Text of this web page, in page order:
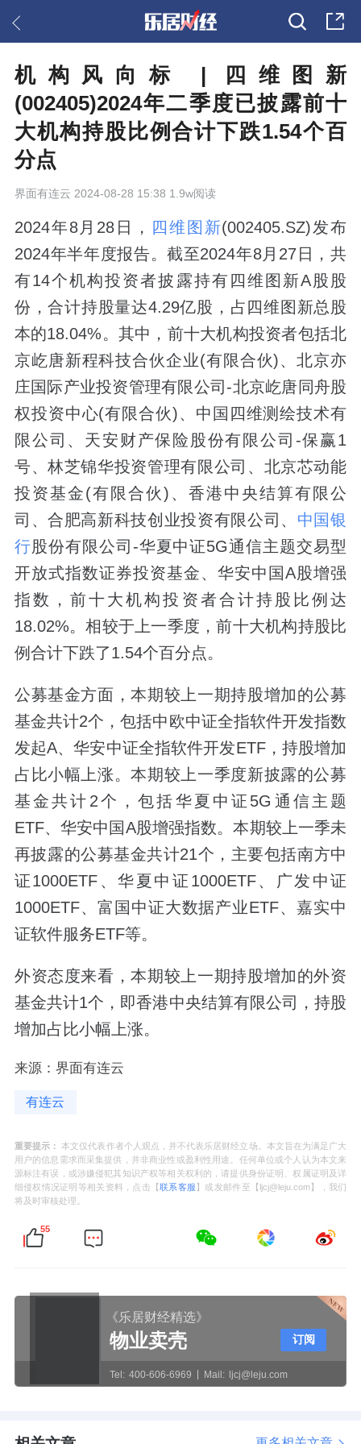
机构风向标 | 四维图新
(002405)2024年二季度已披露前十
大机构持股比例合计下跌1.54个百
分点
界面有连云 2024-08-28 15:38 1.9w阅读
2024年8月28日， 四维图新(002405.SZ)发布
2024年半年度报告。截至2024年8月27日，共
有14个机构投资者披露持有四维图新A股股
份，合计持股量达4.29亿股，占四维图新总股
本的18.04%。其中，前十大机构投资者包括北
京屹唐新程科技合伙企业(有限合伙)、北京亦
庄国际产业投资管理有限公司-北京屹唐同舟股
权投资中心(有限合伙)、中国四维测绘技术有
限公司、天安财产保险股份有限公司-保赢1
号、林芝锦华投资管理有限公司、北京芯动能
投资基金(有限合伙)、香港中央结算有限公
司、合肥高新科技创业投资有限公司、 中国银
行股份有限公司-华夏中证5G通信主题交易型
开放式指数证券投资基金、华安中国A股增强
指数，前十大机构投资者合计持股比例达
18.02%。相较于上一季度，前十大机构持股比
例合计下跌了1.54个百分点。
公募基金方面，本期较上一期持股增加的公募
基金共计2个，包括中欧中证全指软件开发指数
发起A、华安中证全指软件开发ETF，持股增加
占比小幅上涨。本期较上一季度新披露的公募
基金共计2个，包括华夏中证5G通信主题
ETF、华安中国A股增强指数。本期较上一季未
再披露的公募基金共计21个，主要包括南方中
证1000ETF、华夏中证1000ETF、广发中证
1000ETF、富国中证大数据产业ETF、嘉实中
证软件服务ETF等。
外资态度来看，本期较上一期持股增加的外资
基金共计1个，即香港中央结算有限公司，持股
增加占比小幅上涨。
来源：界面有连云
有连云
重要提示： 本文仅代表作者个人观点，并不代表乐居财经立场。本文旨在为满足广大
用户的信息需求而采集提供，并非商业性或盈利性用途。任何单位或个人认为本文来
源标注有误，或涉嫌侵犯其知识产权等相关权利的，请提供身份证明、权属证明及详
细侵权情况证明等相关资料，点击【联系客服 】或发邮件至【ljcj@leju.com】，我们
将及时审核处理。
55
《乐居财经精选》
物业卖壳
Tel: 400-606-6969 Mail: ljcj@leju.com
订阅